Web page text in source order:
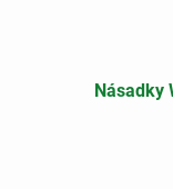
Násadky